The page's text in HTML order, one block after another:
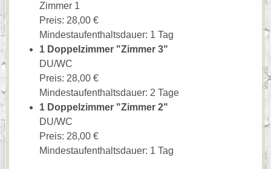
Zimmer 1
Preis: 28,00 €
Mindestaufenthaltsdauer: 1 Tag
1 Doppelzimmer "Zimmer 3"
DU/WC
Preis: 28,00 €
Mindestaufenthaltsdauer: 2 Tage
1 Doppelzimmer "Zimmer 2"
DU/WC
Preis: 28,00 €
Mindestaufenthaltsdauer: 1 Tag